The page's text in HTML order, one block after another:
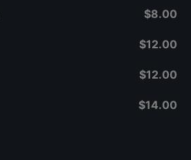
$8.00
$12.00
$12.00
$14.00